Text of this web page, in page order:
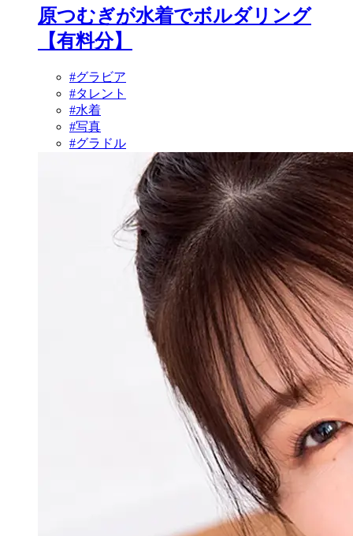
原つむぎが水着でボルダリング
【有料分】
#グラビア
#タレント
#水着
#写真
#グラドル